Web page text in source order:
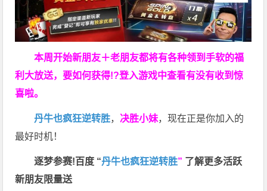
本周开始新朋友＋老朋友都将有各种领到手软的福
利大放送，要如何获得!?登入游戏中查看有没有收到惊
喜啦。
丹牛也疯狂逆转胜， 决胜小妹，现在正是你加入的
最好时机！
逐梦参赛!百度 “丹牛也疯狂逆转胜” 了解更多活跃
新朋友限量送